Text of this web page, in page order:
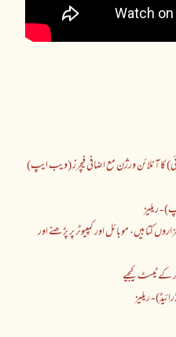
کا آنلائن ورژن مع اضافی فیچرز (ویب ایپ)
- ریلیز
کتابیں، موبائل اور کمپیوٹر پر پڑھنے اور
کے ٹیسٹ کیجیے